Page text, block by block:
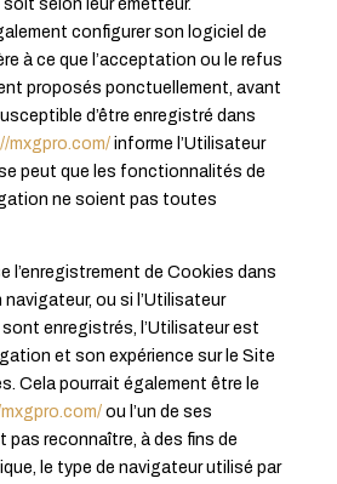
selon leur émetteur.
configurer son logiciel de
à ce que l’acceptation ou le refus
proposés ponctuellement, avant
d’être enregistré dans
mxgpro.com/informe l’Utilisateur
peut que les fonctionnalités de
ne soient pas toutes
l’enregistrement de Cookies dans
ou si l’Utilisateur
sont enregistrés, l’Utilisateur est
et son expérience sur le Site
Cela pourrait également être le
ou l’un de ses
pas reconnaître, à des fins de
le type de navigateur utilisé par